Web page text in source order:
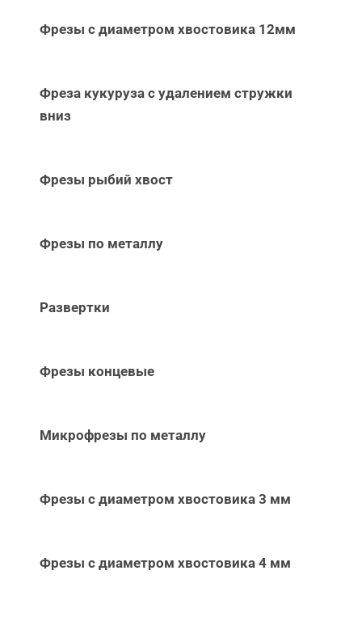
Фрезы с диаметром хвостовика 12мм
Фреза кукуруза с удалением стружки
вниз
Фрезы рыбий хвост
Фрезы по металлу
Развертки
Фрезы концевые
Микрофрезы по металлу
Фрезы с диаметром хвостовика 3 мм
Фрезы с диаметром хвостовика 4 мм